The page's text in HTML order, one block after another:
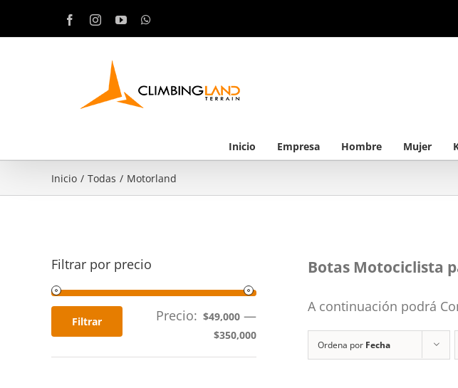
al
FacebookInstagramYouTube
Inicio Empresa Hombre Mujer
Inicio / Todas / Motorland
Botas Motociclista
A continuación podrá
Ordena por Fecha
Filtrar por precio
Filtrar Precio: $49,000 —
$350,000